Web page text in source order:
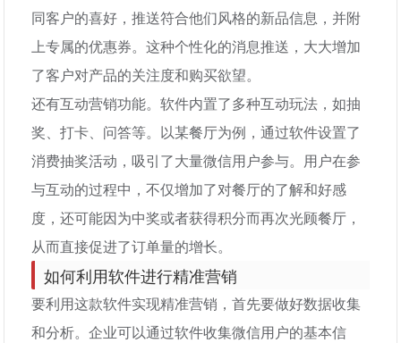
同客户的喜好，推送符合他们风格的新品信息，并附
上专属的优惠券。这种个性化的消息推送，大大增加
了客户对产品的关注度和购买欲望。
还有互动营销功能。软件内置了多种互动玩法，如抽
奖、打卡、问答等。以某餐厅为例，通过软件设置了
消费抽奖活动，吸引了大量微信用户参与。用户在参
与互动的过程中，不仅增加了对餐厅的了解和好感
度，还可能因为中奖或者获得积分而再次光顾餐厅，
从而直接促进了订单量的增长。
如何利用软件进行精准营销
要利用这款软件实现精准营销，首先要做好数据收集
和分析。企业可以通过软件收集微信用户的基本信